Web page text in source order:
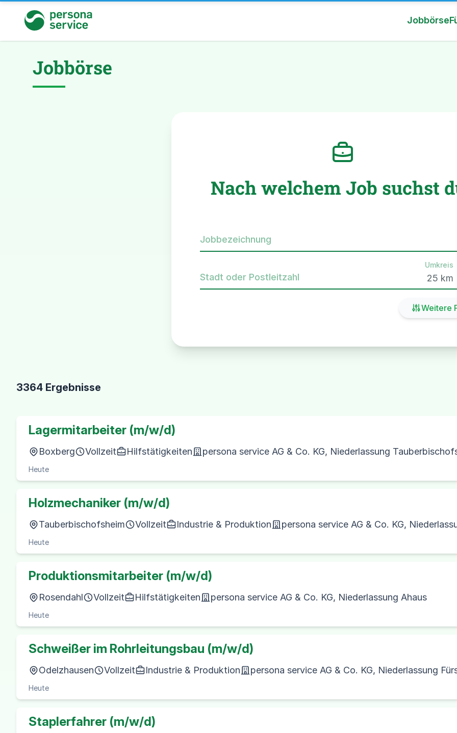
persona service Jobbörse
Jobbörse
Nach welchem Job suchst
Jobbezeichnung
Stadt oder Postleitzahl
Umkreis
Weitere
3364 Ergebnisse
Lagermitarbeiter (m/w/d)
Boxberg Vollzeit Hilfstätigkeiten persona service AG & Co. KG, Niederlassung
Heute
Holzmechaniker (m/w/d)
Tauberbischofsheim Vollzeit Industrie & Produktion persona service AG & Co. KG,
Heute
Produktionsmitarbeiter (m/w/d)
Rosendahl Vollzeit Hilfstätigkeiten persona service AG & Co. KG, Niederlassung Ahaus
Heute
Schweißer im Rohrleitungsbau (m/w/d)
Odelzhausen Vollzeit Industrie & Produktion persona service AG & Co. KG, Niederlassung
Heute
Staplerfahrer (m/w/d)